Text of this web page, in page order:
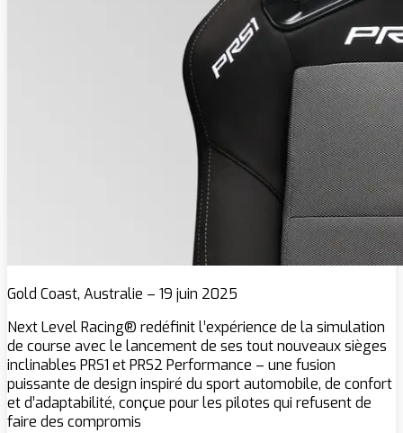
Gold Coast, Australie – 19 juin 2025
Next Level Racing® redéfinit l’expérience de la simulation
de course avec le lancement de ses tout nouveaux sièges
inclinables PRS1 et PRS2 Performance – une fusion
puissante de design inspiré du sport automobile, de confort
et d’adaptabilité, conçue pour les pilotes qui refusent de
faire des compromis